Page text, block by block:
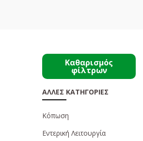
Καθαρισμός
φίλτρων
ΆΛΛΕΣ ΚΑΤΗΓΟΡΊΕΣ
Κόπωση
Εντερική Λειτουργία